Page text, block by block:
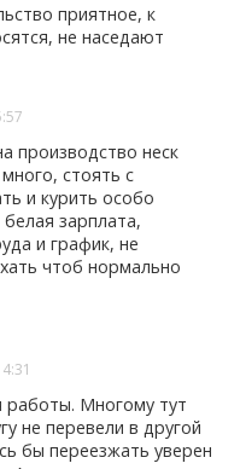
приятное, к
не наседают
производство неск
стоять с
и курить особо
зарплата,
и график, не
чтоб нормально
работы. Многому тут
не перевели в другой
бы переезжать уверен